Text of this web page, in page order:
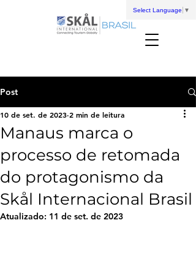
Select Language ▼
Post
Manaus marca o
processo de retomada
do protagonismo da
Skål Internacional Brasil
10 de set. de 2023 2 min de leitura
Atualizado: 11 de set. de 2023